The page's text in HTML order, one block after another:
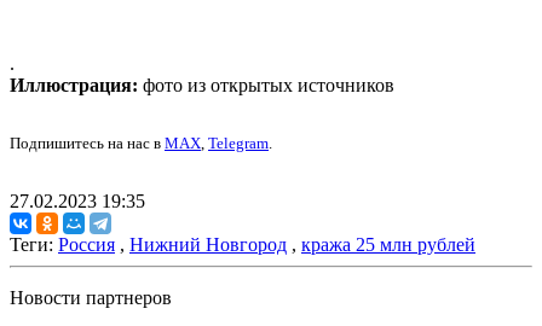
.
Иллюстрация: фото из открытых источников
Подпишитесь на нас в MAX, Telegram.
27.02.2023 19:35
Теги: Россия , Нижний Новгород , кража 25 млн рублей
Новости партнеров